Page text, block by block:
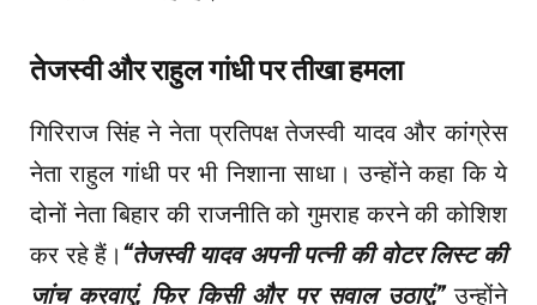
तेजस्वी और राहुल गांधी पर तीखा हमला
गिरिराज सिंह ने नेता प्रतिपक्ष तेजस्वी यादव और कांग्रेस
नेता राहुल गांधी पर भी निशाना साधा। उन्होंने कहा कि ये
दोनों नेता बिहार की राजनीति को गुमराह करने की कोशिश
कर रहे हैं। “तेजस्वी यादव अपनी पत्नी की वोटर लिस्ट की
जांच करवाएं, फिर किसी और पर सवाल उठाएं,” उन्होंने